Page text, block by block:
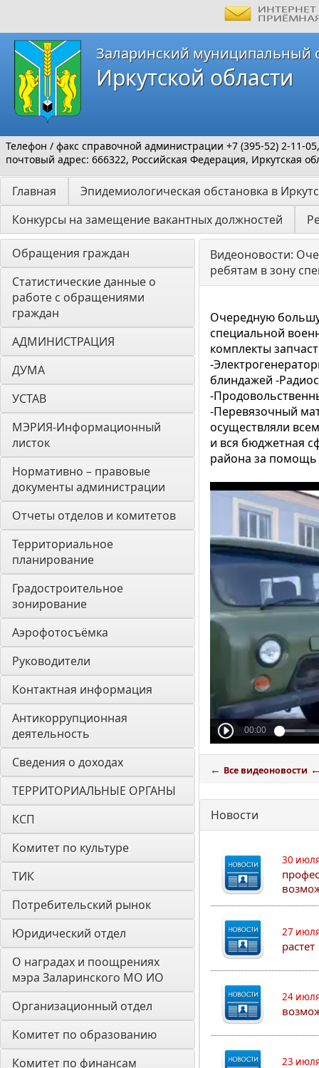
Заларинский муниципальный
Иркутской области
Телефон / факс справочной администрации +7 (395-52) 2-11-05,
почтовый адрес: 666322, Российская Федерация, Иркутская
Главная
Эпидемиологическая обстановка в
Конкурсы на замещение вакантных должностей
Обращения граждан
Статистические данные о
работе с обращениями
граждан
АДМИНИСТРАЦИЯ
ДУМА
УСТАВ
МЭРИЯ-Информационный
листок
Нормативно – правовые
документы администрации
Отчеты отделов и комитетов
Территориальное
планирование
Градостроительное
зонирование
Аэрофотосъёмка
Руководители
Контактная информация
Антикоррупционная
деятельность
Сведения о доходах
ТЕРРИТОРИАЛЬНЫЕ ОРГАНЫ
КСП
Комитет по культуре
ТИК
Потребительский рынок
Юридический отдел
О наградах и поощрениях
мэра Заларинского МО ИО
Организационный отдел
Комитет по образованию
Комитет по финансам
Видеоновости:
ребятам в зону
Очередную
специальной
комплекты
-
блиндажей -
-
-Перевязочный
осуществляли
и вся бюджетная
района за
← Все видеоновости
Новости
30
27
растет
24
23